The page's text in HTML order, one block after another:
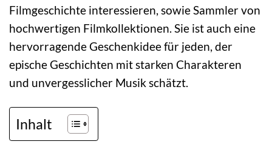
Filmgeschichte interessieren, sowie Sammler von
hochwertigen Filmkollektionen. Sie ist auch eine
hervorragende Geschenkidee für jeden, der
epische Geschichten mit starken Charakteren
und unvergesslicher Musik schätzt.
Inhalt